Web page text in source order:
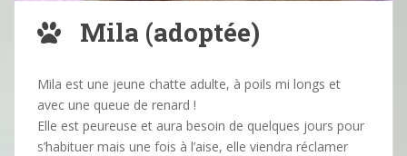
Mila (adoptée)
Mila est une jeune chatte adulte, à poils mi longs et
avec une queue de renard !
Elle est peureuse et aura besoin de quelques jours pour
s’habituer mais une fois à l’aise, elle viendra réclamer